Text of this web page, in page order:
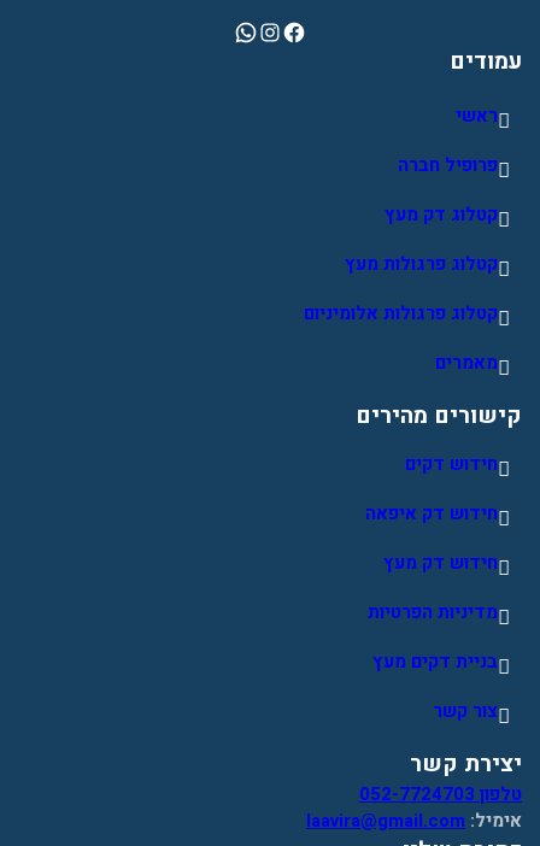
Facebook
Instagram
WhatsApp
עמודים
ראשי
פרופיל חברה
קטלוג דק מעץ
קטלוג פרגולות מעץ
קטלוג פרגולות אלומיניום
מאמרים
קישורים מהירים
חידוש דקים
חידוש דק איפאה
חידוש דק מעץ
מדיניות הפרטיות
בניית דקים מעץ
צור קשר
יצירת קשר
טלפון 052-7724703
אימיל: laavira@gmail.com